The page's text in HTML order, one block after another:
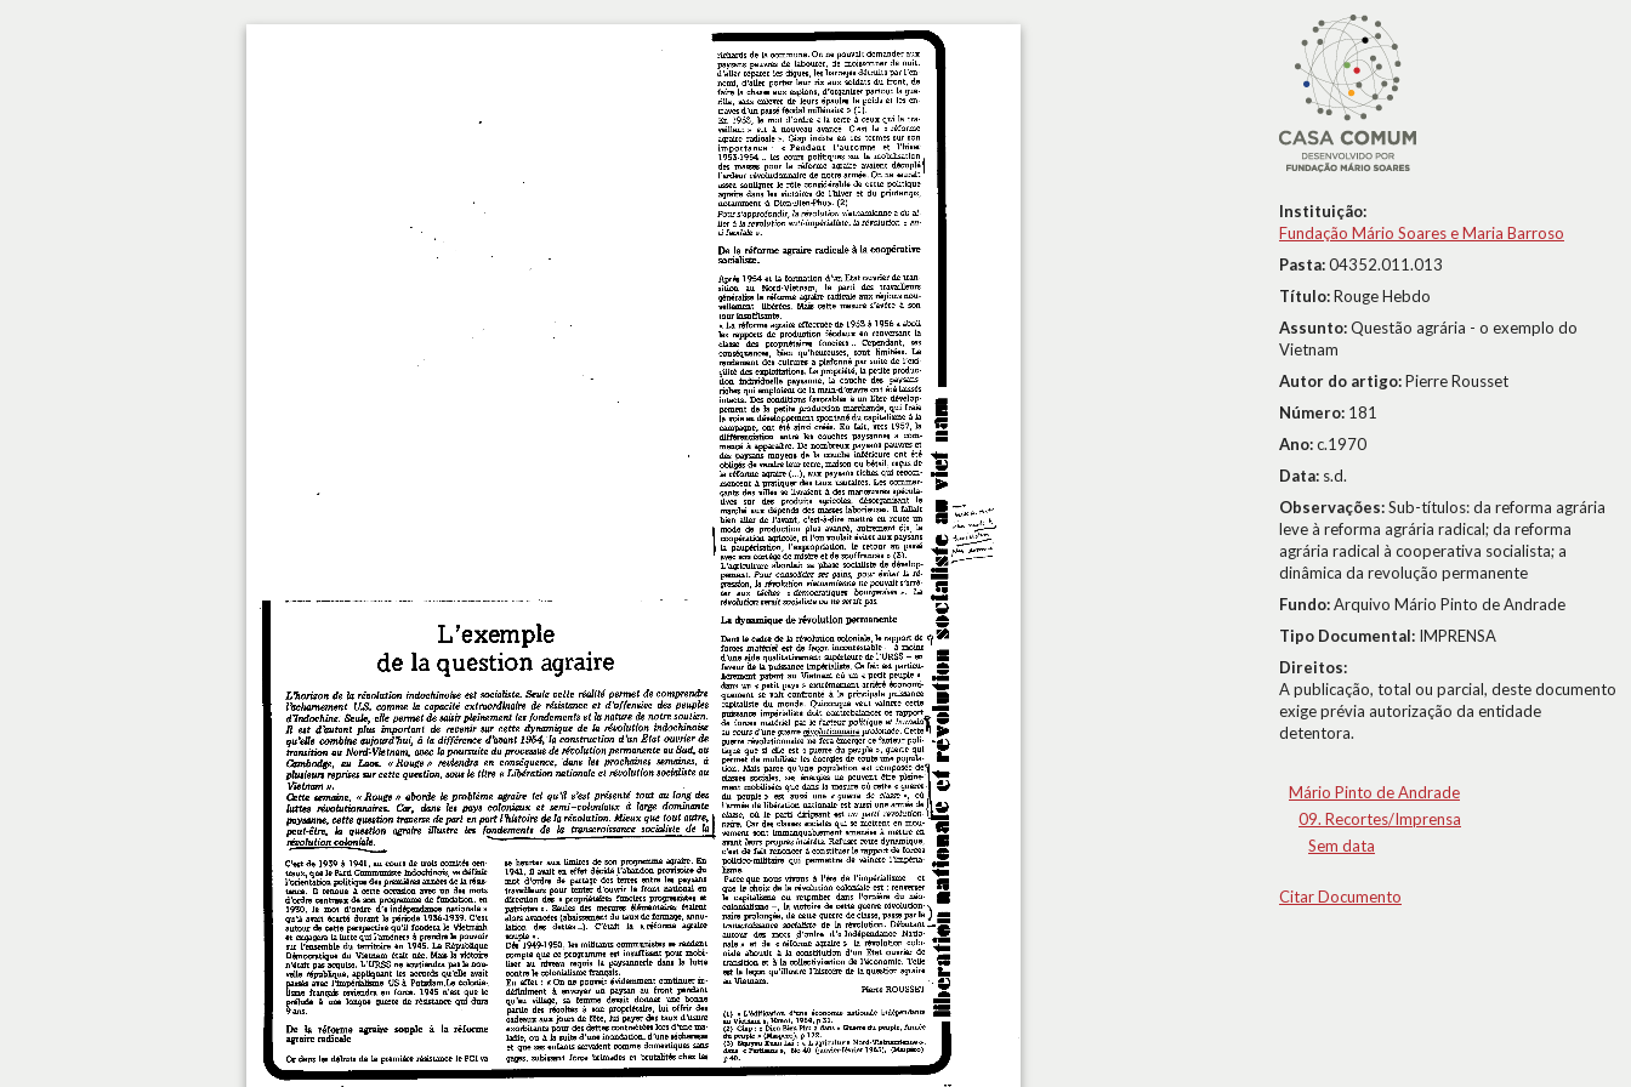
Instituição:
Fundação Mário Soares e Maria Barroso
Pasta:04352.011.013
Título:Rouge Hebdo
Assunto:Questão agrária - o exemplo do
Vietnam
Autor do artigo:Pierre Rousset
Número: 181
Ano:c.1970
Data: s.d.
Observações:Sub-títulos: da reforma agrária
leve à reforma agrária radical; da reforma
agrária radical à cooperativa socialista; a
dinâmica da revolução permanente
Fundo:Arquivo Mário Pinto de Andrade
Tipo Documental: IMPRENSA
Direitos:
A publicação, total ou parcial, deste documento
exige prévia autorização da entidade
detentora.
Mário Pinto de Andrade
09. Recortes/Imprensa
Sem data
Citar Documento